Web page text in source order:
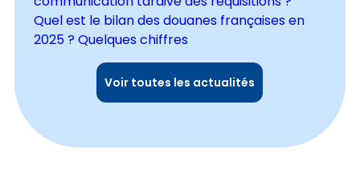
Quel est le bilan des douanes françaises en
2025 ? Quelques chiffres
Voir toutes les actualités